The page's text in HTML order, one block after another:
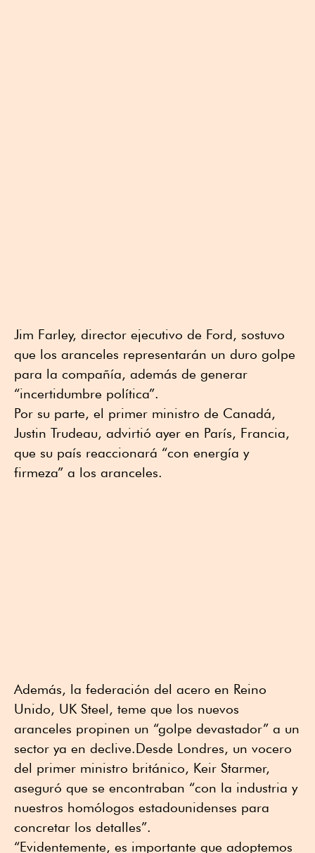
Jim Farley, director ejecutivo de Ford, sostuvo
que los aranceles representarán un duro golpe
para la compañía, además de generar
“incertidumbre política”.
Por su parte, el primer ministro de Canadá,
Justin Trudeau, advirtió ayer en París, Francia,
que su país reaccionará “con energía y
firmeza” a los aranceles.
Además, la federación del acero en Reino
Unido, UK Steel, teme que los nuevos
aranceles propinen un “golpe devastador” a un
sector ya en declive.Desde Londres, un vocero
del primer ministro británico, Keir Starmer,
aseguró que se encontraban “con la industria y
nuestros homólogos estadounidenses para
concretar los detalles”.
“Evidentemente, es importante que adoptemos